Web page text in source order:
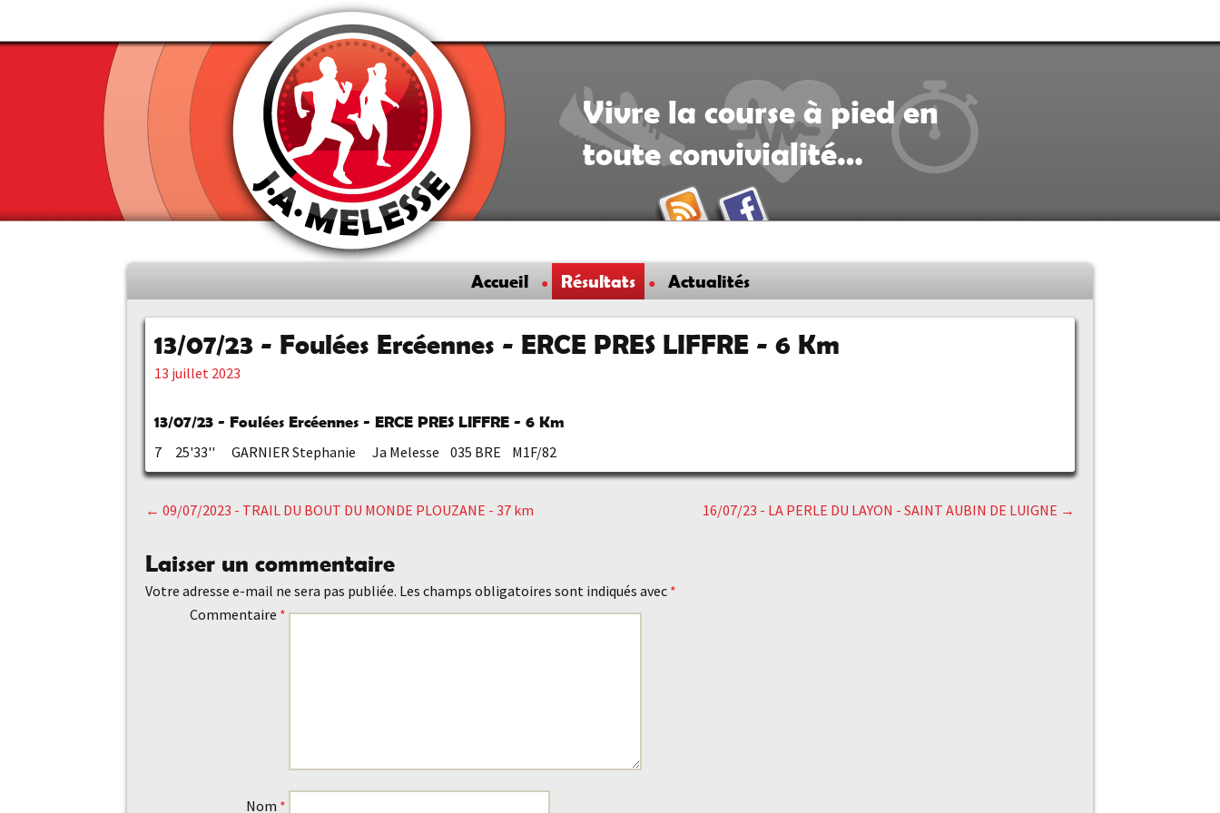
Vivre la course à pied en
toute convivialité…
au
contenu
principal
Accueil Résultats Actualités
13/07/23 - Foulées Ercéennes - ERCE PRES LIFFRE - 6 Km
13 juillet 2023
13/07/23 - Foulées Ercéennes - ERCE PRES LIFFRE - 6 Km
7 25'33'' GARNIER Stephanie Ja Melesse 035 BRE M1F/82
Navigation
des
← 09/07/2023 - TRAIL DU BOUT DU MONDE PLOUZANE - 37 km 16/07/23 - LA PERLE DU LAYON - SAINT AUBIN DE LUIGNE →
Laisser un commentaire
Votre adresse e-mail ne sera pas publiée. Les champs obligatoires sont indiqués avec *
Commentaire *
Nom *